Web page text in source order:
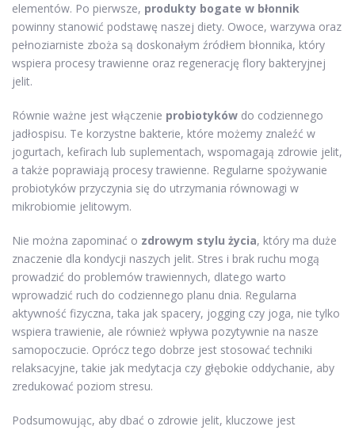
elementów. Po pierwsze, produkty bogate w błonnik
powinny stanowić podstawę naszej diety. Owoce, warzywa oraz
pełnoziarniste zboża są doskonałym źródłem błonnika, który
wspiera procesy trawienne oraz regenerację flory bakteryjnej
jelit.
Równie ważne jest włączenie probiotyków do codziennego
jadłospisu. Te korzystne bakterie, które możemy znaleźć w
jogurtach, kefirach lub suplementach, wspomagają zdrowie jelit,
a także poprawiają procesy trawienne. Regularne spożywanie
probiotyków przyczynia się do utrzymania równowagi w
mikrobiomie jelitowym.
Nie można zapominać o zdrowym stylu życia, który ma duże
znaczenie dla kondycji naszych jelit. Stres i brak ruchu mogą
prowadzić do problemów trawiennych, dlatego warto
wprowadzić ruch do codziennego planu dnia. Regularna
aktywność fizyczna, taka jak spacery, jogging czy joga, nie tylko
wspiera trawienie, ale również wpływa pozytywnie na nasze
samopoczucie. Oprócz tego dobrze jest stosować techniki
relaksacyjne, takie jak medytacja czy głębokie oddychanie, aby
zredukować poziom stresu.
Podsumowując, aby dbać o zdrowie jelit, kluczowe jest